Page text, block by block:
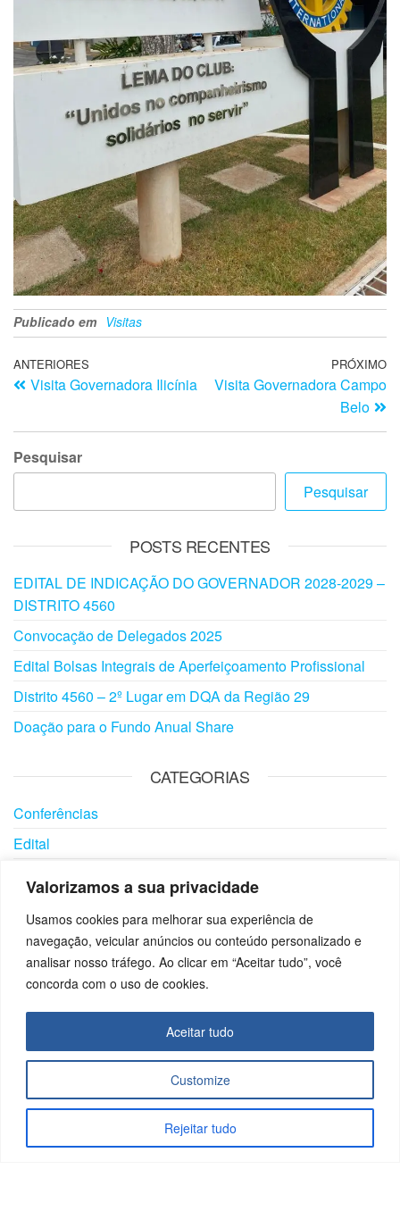
Valorizamos a sua privacidade
Usamos cookies para melhorar sua experiência de
navegação, veicular anúncios ou conteúdo personalizado e
analisar nosso tráfego. Ao clicar em “Aceitar tudo”, você
concorda com o uso de cookies.
Customize
Rejeitar tudo
Aceitar tudo
Publicado em Visitas
ANTERIORES
Visita Governadora Ilicínia
PRÓXIMO
Visita Governadora Campo
Belo
Pesquisar
Pesquisar
POSTS RECENTES
EDITAL DE INDICAÇÃO DO GOVERNADOR 2028-2029 –
DISTRITO 4560
Convocação de Delegados 2025
Edital Bolsas Integrais de Aperfeiçoamento Profissional
Distrito 4560 – 2º Lugar em DQA da Região 29
Doação para o Fundo Anual Share
CATEGORIAS
Conferências
Edital
Visitas
SIGA-
NOS
UTILID
ADES
Download
Links Úteis
Empresa
Cidadã
PROG
S
Rotarianos